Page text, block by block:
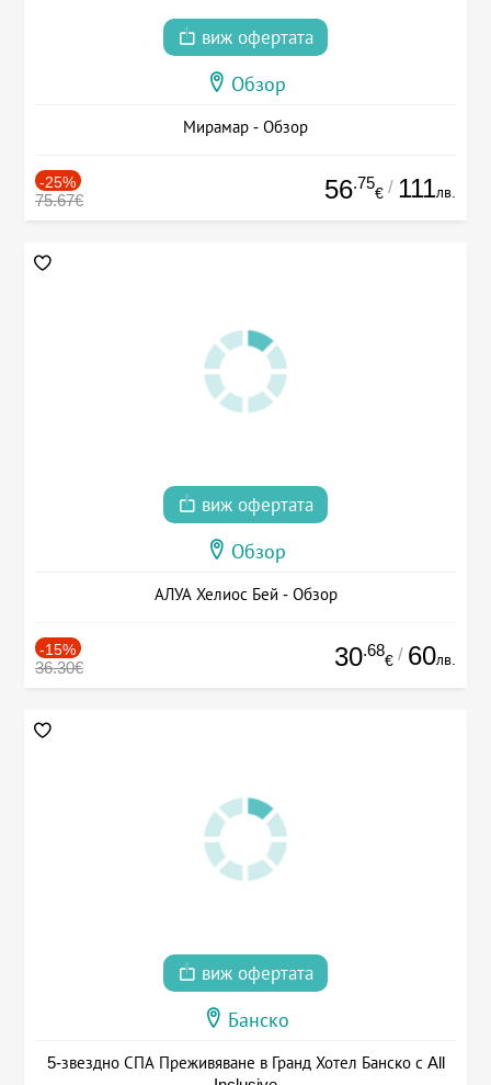
виж офертата
Обзор
Мирамар - Обзор
-25%
75.67€ 56.75
€ / 111лв.
виж офертата
Обзор
АЛУА Хелиос Бей - Обзор
-15%
36.30€ 30.68
€ / 60лв.
виж офертата
Банско
5-звездно СПА Преживяване в Гранд Хотел Банско с All